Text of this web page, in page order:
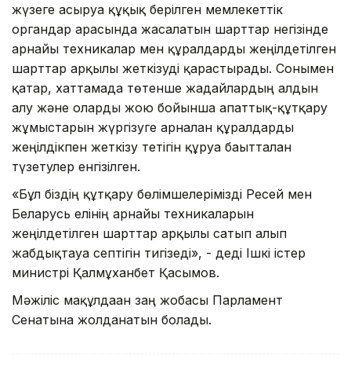
жүзеге асыруға құқық берілген мемлекеттік
органдар арасында жасалатын шарттар негізінде
арнайы техникалар мен құралдарды жеңілдетілген
шарттар арқылы жеткізуді қарастырады. Сонымен
қатар, хаттамада төтенше жағдайлардың алдын
алу және оларды жою бойынша апаттық-құтқару
жұмыстарын жүргізуге арналған құралдарды
жеңілдікпен жеткізу тетігін құруға бағытталған
түзетулер енгізілген.
«Бұл біздің құтқару бөлімшелерімізді Ресей мен
Беларусь елінің арнайы техникаларын
жеңілдетілген шарттар арқылы сатып алып
жабдықтауға септігін тигізеді», - деді Ішкі істер
министрі Қалмұханбет Қасымов.
Мәжіліс мақұлдаған заң жобасы Парламент
Сенатына жолданатын болады.